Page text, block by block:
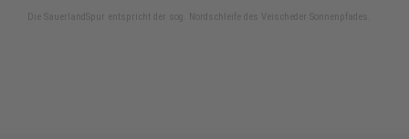
Die SauerlandSpur entspricht der sog. Nordschleife des Veischeder Sonnenpfades.